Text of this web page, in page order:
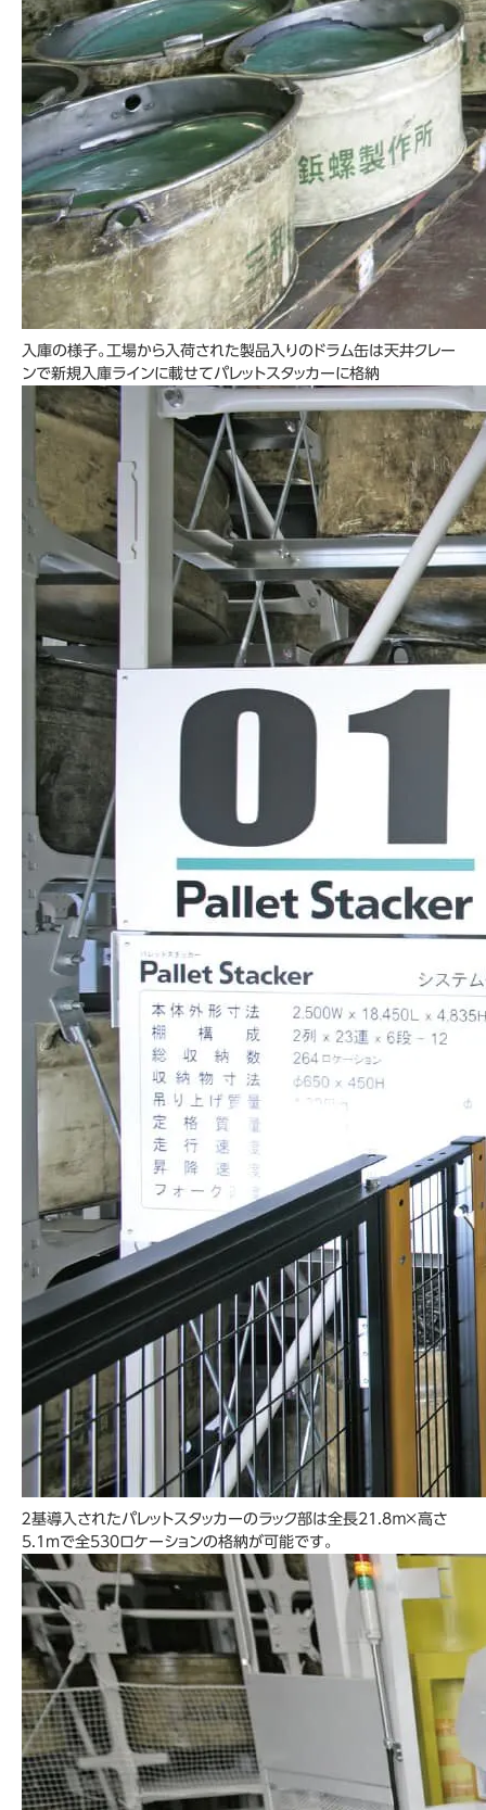
入庫の様子。工場から入荷された製品入りのドラム缶は天井クレー
ンで新規入庫ラインに載せてパレットスタッカーに格納
２基導入されたパレットスタッカーのラック部は全長21.8ｍ×高さ
5.1mで全530ロケーションの格納が可能です。